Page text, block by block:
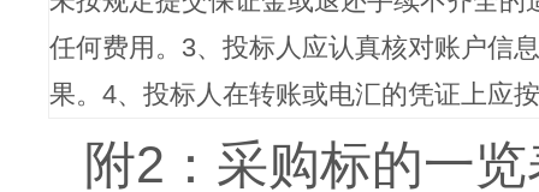
任何费用。3、投标人应认真核对账户信
果。4、投标人在转账或电汇的凭证上应
附2：采购标的一